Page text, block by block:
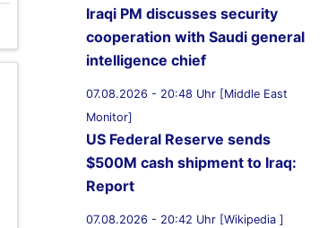
Iraqi PM discusses security
cooperation with Saudi general
intelligence chief
07.08.2026 - 20:48 Uhr [Middle East
Monitor]
US Federal Reserve sends
$500M cash shipment to Iraq:
Report
07.08.2026 - 20:42 Uhr [Wikipedia ]